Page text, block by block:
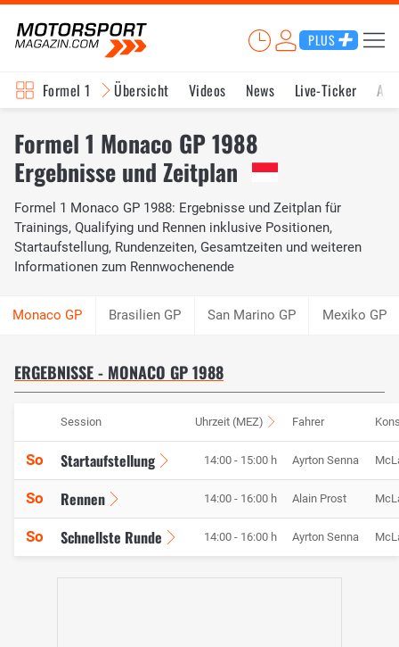
PLUS
Formel 1 Übersicht Videos News Live-Ticker
Formel 1 Monaco GP 1988
Ergebnisse und Zeitplan
Formel 1 Monaco GP 1988: Ergebnisse und Zeitplan für
Trainings, Qualifying und Rennen inklusive Positionen,
Startaufstellung, Rundenzeiten, Gesamtzeiten und weiteren
Informationen zum Rennwochenende
Brasilien GP San Marino GP Mexiko GP
ERGEBNISSE - MONACO GP 1988
Session Uhrzeit (MEZ) Fahrer
So Startaufstellung 14:00 - 15:00 h Ayrton Senna
So Rennen 14:00 - 16:00 h Alain Prost
So Schnellste Runde 14:00 - 16:00 h Ayrton Senna